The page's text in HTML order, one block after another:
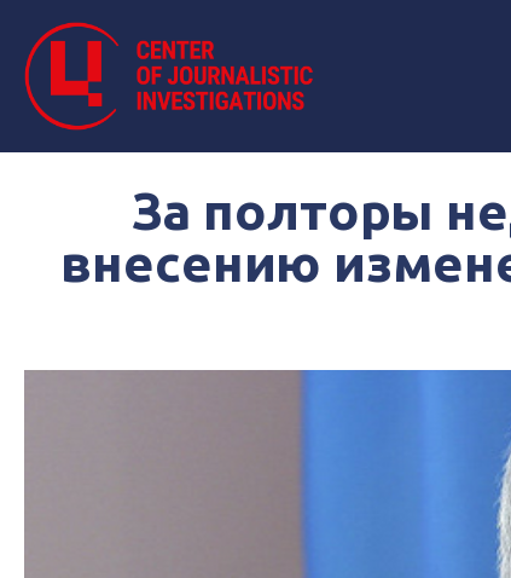
За полторы
внесению